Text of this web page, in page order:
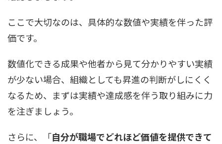
ここで大切なのは、具体的な数値や実績を伴った評
価です。
数値化できる成果や他者から見て分かりやすい実績
が少ない場合、組織としても昇進の判断がしにくく
なるため、まずは実績や達成感を伴う取り組みに力
を注ぎましょう。
さらに、「自分が職場でどれほど価値を提供できて